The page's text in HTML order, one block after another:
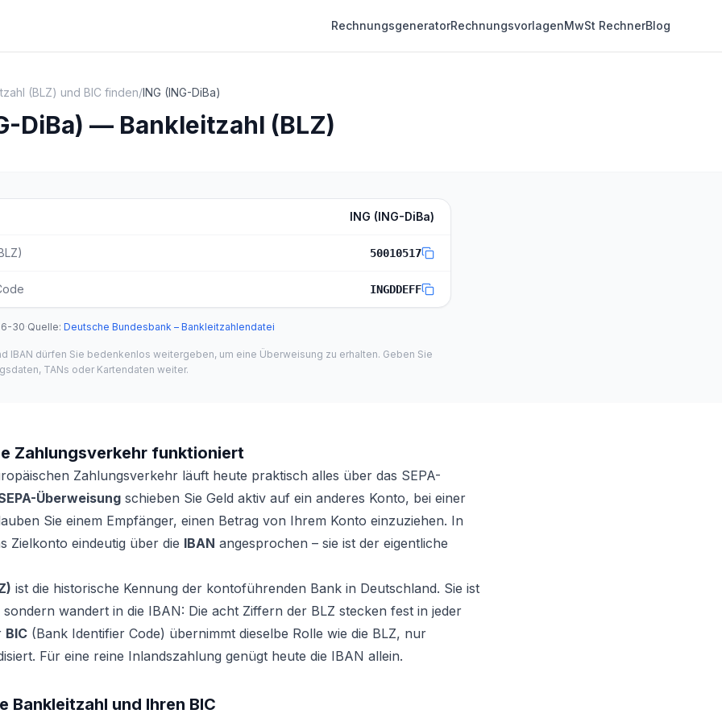
RechnungsgeneratorRechnungsvorlagenMwSt RechnerBlog
(BLZ) und BIC finden/ING (ING-DiBa)
DiBa) — Bankleitzahl (BLZ)
ING (ING-DiBa)
50010517
INGDDEFF
30·Quelle: Deutsche Bundesbank – Bankleitzahlendatei
IBAN dürfen Sie bedenkenlos weitergeben, um eine Überweisung zu erhalten. Geben Sie
TANs oder Kartendaten weiter.
Zahlungsverkehr funktioniert
Zahlungsverkehr läuft heute praktisch alles über das SEPA-
Überweisung schieben Sie Geld aktiv auf ein anderes Konto, bei einer
Sie einem Empfänger, einen Betrag von Ihrem Konto einzuziehen. In
Zielkonto eindeutig über die IBAN angesprochen – sie ist der eigentliche
ist die historische Kennung der kontoführenden Bank in Deutschland. Sie ist
wandert in die IBAN: Die acht Ziffern der BLZ stecken fest in jeder
BIC (Bank Identifier Code) übernimmt dieselbe Rolle wie die BLZ, nur
Für eine reine Inlandszahlung genügt heute die IBAN allein.
Bankleitzahl und Ihren BIC